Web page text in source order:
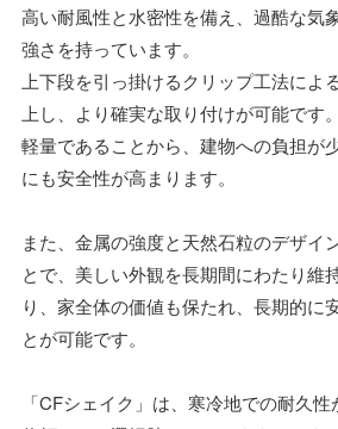
高い耐風性と水密性を備え、過酷な気
強さを持っています。
上下段を引っ掛けるクリップ工法によ
上し、より確実な取り付けが可能です。
軽量であることから、建物への負担が
にも安全性が高まります。
また、金属の強度と天然石粒のデザイ
とで、美しい外観を長期間にわたり維
り、家全体の価値も保たれ、長期的に
とが可能です。
「CFシェイク」は、寒冷地での耐久